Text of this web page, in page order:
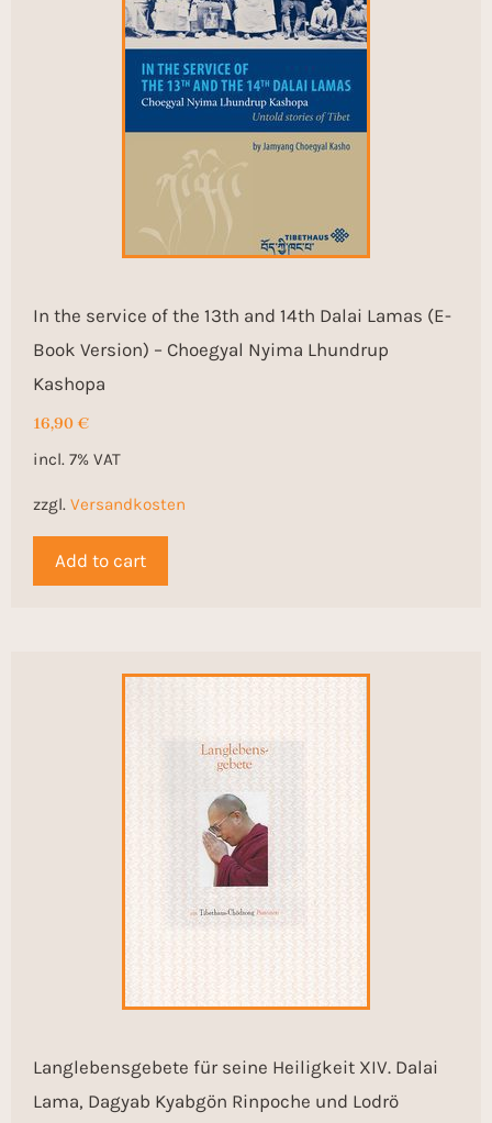
In the service of the 13th and 14th Dalai Lamas (E-
Book Version) – Choegyal Nyima Lhundrup
Kashopa
16,90€
incl. 7% VAT
zzgl. Versandkosten
Add to cart
Langlebensgebete für seine Heiligkeit XIV. Dalai
Lama, Dagyab Kyabgön Rinpoche und Lodrö